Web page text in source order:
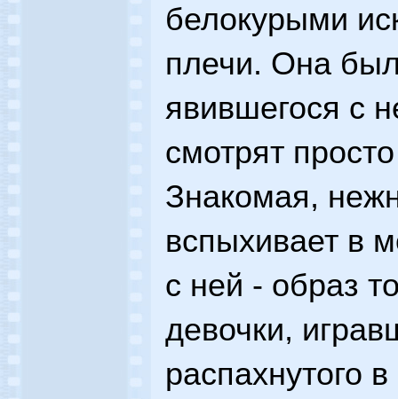
белокурыми
плечи. Она
явившегося с
смотрят
Знакомая,
вспыхивает в
с ней - образ
девочки,
распахнутого